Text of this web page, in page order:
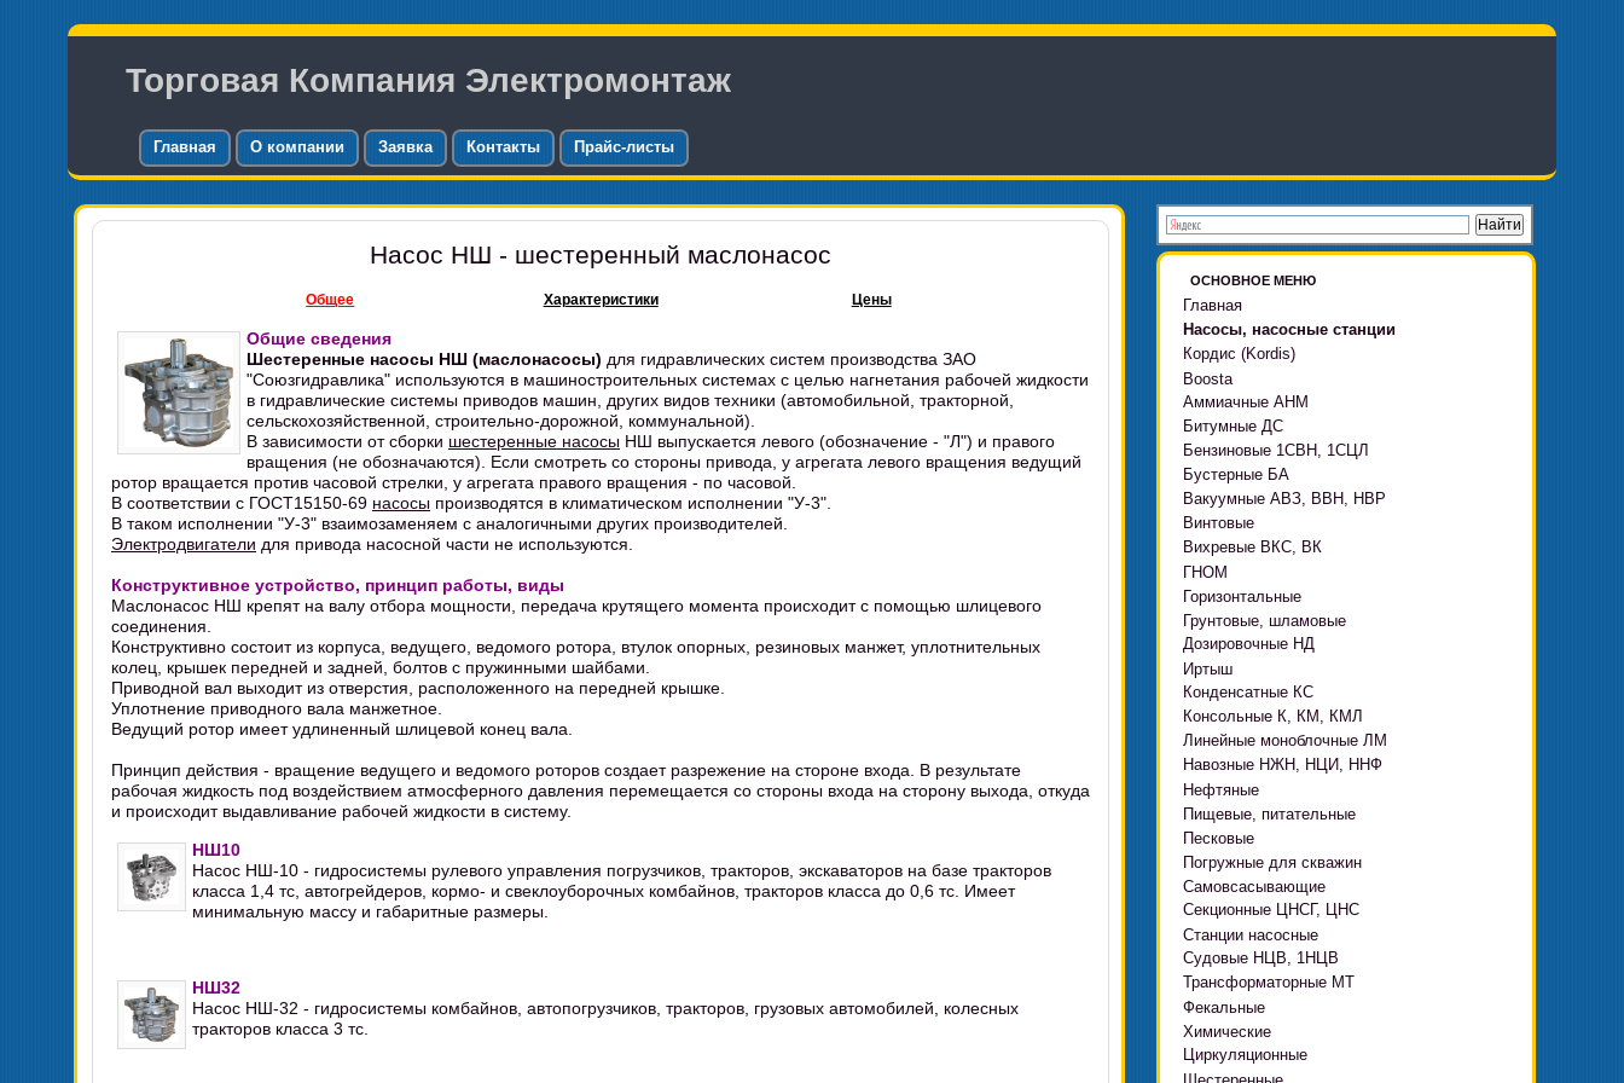
Торговая Компания Электромонтаж
Главная О компании Заявка Контакты Прайс-листы
Насос НШ - шестеренный маслонасос
Общее Характеристики Цены
Общие сведения
Шестеренные насосы НШ (маслонасосы) для гидравлических систем производства ЗАО
"Союзгидравлика" используются в машиностроительных системах с целью нагнетания рабочей жидкости
в гидравлические системы приводов машин, других видов техники (автомобильной, тракторной,
сельскохозяйственной, строительно-дорожной, коммунальной).
В зависимости от сборки шестеренные насосы НШ выпускается левого (обозначение - "Л") и правого
вращения (не обозначаются). Если смотреть со стороны привода, у агрегата левого вращения ведущий
ротор вращается против часовой стрелки, у агрегата правого вращения - по часовой.
В соответствии с ГОСТ15150-69 насосы производятся в климатическом исполнении "У-3".
В таком исполнении "У-3" взаимозаменяем с аналогичными других производителей.
Электродвигатели для привода насосной части не используются.
Конструктивное устройство, принцип работы, виды
Маслонасос НШ крепят на валу отбора мощности, передача крутящего момента происходит с помощью шлицевого
соединения.
Конструктивно состоит из корпуса, ведущего, ведомого ротора, втулок опорных, резиновых манжет, уплотнительных
колец, крышек передней и задней, болтов с пружинными шайбами.
Приводной вал выходит из отверстия, расположенного на передней крышке.
Уплотнение приводного вала манжетное.
Ведущий ротор имеет удлиненный шлицевой конец вала.
Принцип действия - вращение ведущего и ведомого роторов создает разрежение на стороне входа. В результате
рабочая жидкость под воздействием атмосферного давления перемещается со стороны входа на сторону выхода, откуда
и происходит выдавливание рабочей жидкости в систему.
НШ10
Насос НШ-10 - гидросистемы рулевого управления погрузчиков, тракторов, экскаваторов на базе тракторов
класса 1,4 тс, автогрейдеров, кормо- и свеклоуборочных комбайнов, тракторов класса до 0,6 тс. Имеет
минимальную массу и габаритные размеры.
НШ32
Насос НШ-32 - гидросистемы комбайнов, автопогрузчиков, тракторов, грузовых автомобилей, колесных
тракторов класса 3 тс.
ОСНОВНОЕ МЕНЮ
Главная
Насосы, насосные станции
Кордис (Kordis)
Boosta
Boosta-F
Boosta-L
Boosta-APD установки
Аммиачные АНМ
Битумные ДС
Бензиновые 1СВН, 1СЦЛ
Бустерные БА
Вакуумные АВЗ, ВВН, НВР
Винтовые
Вихревые ВКС, ВК
ГНОМ
Грязевые
Ф, Фр
с HMS Control
Горизонтальные
Д, 1Д
ЦН
DeLium
Грунтовые, шламовые
ГРАТ, ГРАК, ГРАР
ВШН
Дозировочные НД
Иртыш
ПФ, НФ, ПД
ЦМЛ
ЦМК
Конденсатные КС
Консольные К, КМ, КМЛ
Линейные моноблочные ЛМ
Навозные НЖН, НЦИ, ННФ
Нефтяные
НВ, НВЕ, НДВ
КМC
4(5,6)НК
КМХ Адонис
Пищевые, питательные
ОНЦ, СНЦ
ЦВК
ПЭ
Поршневые на пару
Песковые
П, ПР, ПБ, ПК, ПРВП
ППР, ППК вертикальные
Погружные для скважин
ЭЦВ Ливнынасос
ЭЦВ Промбурвод
2ЭЦВ
БЦП М
CRS
СПА 4
Самовсасывающие
АНС
С-569
С-245
Секционные ЦНСГ, ЦНС
Станции насосные
СУЗ, HMS Control
Автоматические САУ
Садовые Ингро CAM
Судовые НЦВ, 1НЦВ
Трансформаторные МТ
Фекальные
СМ, 1СМ, 2СМ
СД, СДВ
Химические
Х
Циркуляционные